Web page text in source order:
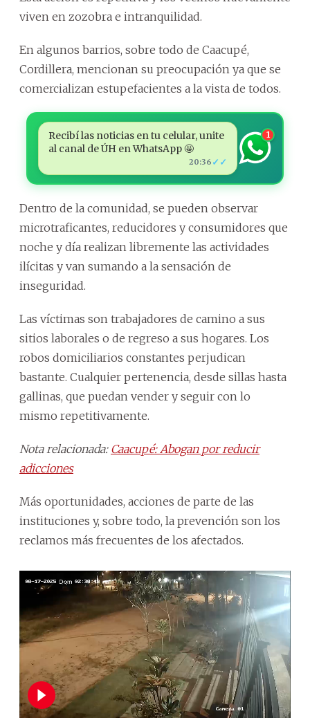
viven en zozobra e intranquilidad.
En algunos barrios, sobre todo de Caacupé,
Cordillera, mencionan su preocupación ya que se
comercializan estupefacientes a la vista de todos.
Recibí las noticias en tu celular, unite
al canal de ÚH en WhatsApp 🤩
20:36 ✓✓
1
Dentro de la comunidad, se pueden observar
microtraficantes, reducidores y consumidores que
noche y día realizan libremente las actividades
ilícitas y van sumando a la sensación de
inseguridad.
Las víctimas son trabajadores de camino a sus
sitios laborales o de regreso a sus hogares. Los
robos domiciliarios constantes perjudican
bastante. Cualquier pertenencia, desde sillas hasta
gallinas, que puedan vender y seguir con lo
mismo repetitivamente.
Nota relacionada: Caacupé: Abogan por reducir
adicciones
Más oportunidades, acciones de parte de las
instituciones y, sobre todo, la prevención son los
reclamos más frecuentes de los afectados.